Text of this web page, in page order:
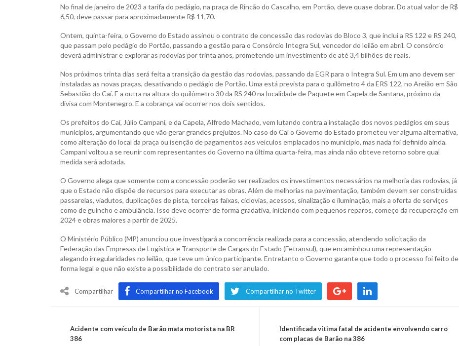
No final de janeiro de 2023 a tarifa do pedágio, na praça de Rincão do Cascalho, em Portão, deve quase dobrar. Do atual valor de R$
6,50, deve passar para aproximadamente R$ 11,70.
Ontem, quinta-feira, o Governo do Estado assinou o contrato de concessão das rodovias do Bloco 3, que inclui a RS 122 e RS 240,
que passam pelo pedágio do Portão, passando a gestão para o Consórcio Integra Sul, vencedor do leilão em abril. O consórcio
deverá administrar e explorar as rodovias por trinta anos, prometendo um investimento de até 3,4 bilhões de reais.
Nos próximos trinta dias será feita a transição da gestão das rodovias, passando da EGR para o Integra Sul. Em um ano devem ser
instaladas as novas praças, desativando o pedágio de Portão. Uma está prevista para o quilômetro 4 da ERS 122, no Areião em São
Sebastião do Caí. E a outra na altura do quilômetro 30 da RS 240 na localidade de Paquete em Capela de Santana, próximo da
divisa com Montenegro. E a cobrança vai ocorrer nos dois sentidos.
Os prefeitos do Caí, Júlio Campani, e da Capela, Alfredo Machado, vem lutando contra a instalação dos novos pedágios em seus
municípios, argumentando que vão gerar grandes prejuízos. No caso do Caí o Governo do Estado prometeu ver alguma alternativa,
como alteração do local da praça ou isenção de pagamentos aos veículos emplacados no município, mas nada foi definido ainda.
Campani voltou a se reunir com representantes do Governo na última quarta-feira, mas ainda não obteve retorno sobre qual
medida será adotada.
O Governo alega que somente com a concessão poderão ser realizados os investimentos necessários na melhoria das rodovias, já
que o Estado não dispõe de recursos para executar as obras. Além de melhorias na pavimentação, também devem ser construídas
passarelas, viadutos, duplicações de pista, terceiras faixas, ciclovias, acessos, sinalização e iluminação, mais a oferta de serviços
como de guincho e ambulância. Isso deve ocorrer de forma gradativa, iniciando com pequenos reparos, começo da recuperação em
2024 e obras maiores a partir de 2025.
O Ministério Público (MP) anunciou que investigará a concorrência realizada para a concessão, atendendo solicitação da
Federação das Empresas de Logística e Transporte de Cargas do Estado (Fetransul), que encaminhou uma representação
alegando irregularidades no leilão, que teve um único participante. Entretanto o Governo garante que todo o processo foi feito de
forma legal e que não existe a possibilidade do contrato ser anulado.
Compartilhar Compartilhar no Facebook Compartilhar no Twitter
Acidente com veículo de Barão mata motorista na BR
386
Identificada vítima fatal de acidente envolvendo carro
com placas de Barão na 386